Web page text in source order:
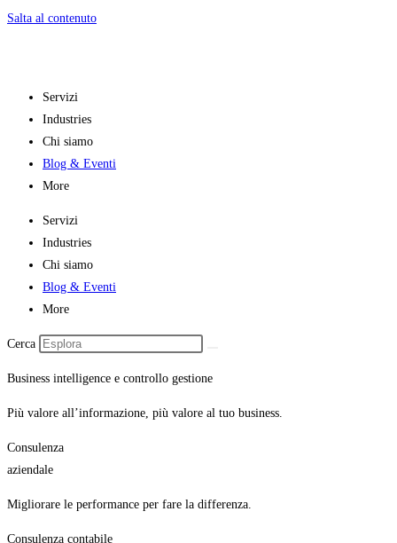
Salta al contenuto
Servizi
Industries
Chi siamo
Blog & Eventi
More
Servizi
Industries
Chi siamo
Blog & Eventi
More
Cerca
Business intelligence e controllo gestione
Più valore all’informazione, più valore al tuo business.
Consulenza
aziendale
Migliorare le performance per fare la differenza.
Consulenza contabile